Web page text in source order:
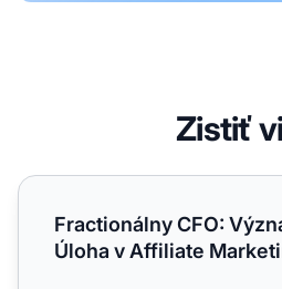
Zistiť
Fractionálny CFO: Význam,
Fractionálny CFO:
Úloha v Affiliate